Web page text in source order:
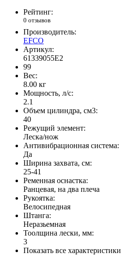
Рейтинг:
0 отзывов
Производитель:
EFCO
Артикул:
61339055E2
99
Вес:
8.00 кг
Мощность, л/с:
2.1
Объем цилиндра, см3:
40
Режущий элемент:
Леска/нож
Антивибрационная система:
Да
Ширина захвата, см:
25-41
Ременная оснастка:
Ранцевая, на два плеча
Рукоятка:
Велосипедная
Штанга:
Неразьемная
Тоолщина лески, мм:
3
Показать все характеристики